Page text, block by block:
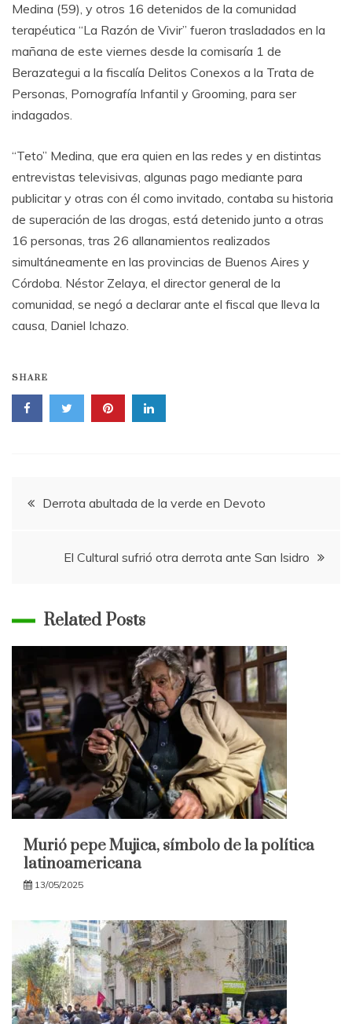
Medina (59), y otros 16 detenidos de la comunidad
terapéutica “La Razón de Vivir” fueron trasladados en la
mañana de este viernes desde la comisaría 1 de
Berazategui a la fiscalía Delitos Conexos a la Trata de
Personas, Pornografía Infantil y Grooming, para ser
indagados.
“Teto” Medina, que era quien en las redes y en distintas
entrevistas televisivas, algunas pago mediante para
publicitar y otras con él como invitado, contaba su historia
de superación de las drogas, está detenido junto a otras
16 personas, tras 26 allanamientos realizados
simultáneamente en las provincias de Buenos Aires y
Córdoba. Néstor Zelaya, el director general de la
comunidad, se negó a declarar ante el fiscal que lleva la
causa, Daniel Ichazo.
SHARE
Navegación
Derrota abultada de la verde en Devoto
El Cultural sufrió otra derrota ante San Isidro
Related Posts
Murió pepe Mujica, símbolo de la política
latinoamericana
13/05/2025